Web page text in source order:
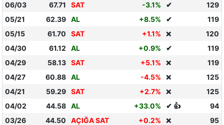
06/03
67.71 SAT -3.1% ✔
129
05/21
62.39 AL +8.5% ✔
119
05/15
61.70 SAT +1.1% ❌
120
04/30
61.12 AL +0.9% ✔
119
04/29
58.13 SAT +5.1% ❌
119
04/27
60.88 AL -4.5% ❌
125
04/21
59.29 SAT +2.7% ❌
125
04/02
44.58 AL +33.0% ✔ 👍
94
03/26
44.50 AÇIĞA SAT +0.2% ❌
95